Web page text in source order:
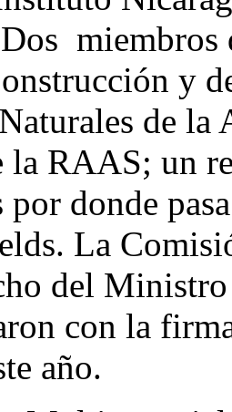
miembros
y
de
la RAAS; un
por donde
La
del
con la
año.